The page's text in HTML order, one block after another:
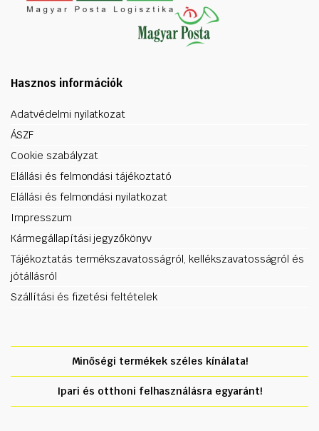
Hasznos információk
Adatvédelmi nyilatkozat
ÁSZF
Cookie szabályzat
Elállási és felmondási tájékoztató
Elállási és felmondási nyilatkozat
Impresszum
Kármegállapítási jegyzőkönyv
Tájékoztatás termékszavatosságról, kellékszavatosságról és
jótállásról
Szállítási és fizetési feltételek
Minőségi termékek széles kínálata!
Ipari és otthoni felhasználásra egyaránt!